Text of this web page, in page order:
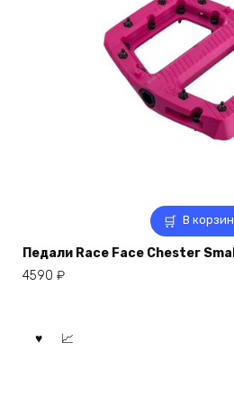
В
Педали Race Face Chester
4590 ₽